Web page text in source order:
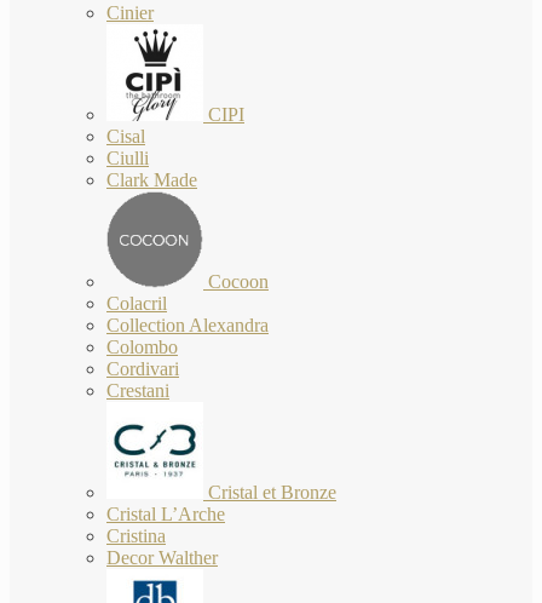
Cinier
CIPI
Cisal
Ciulli
Clark Made
Cocoon
Colacril
Collection Alexandra
Colombo
Cordivari
Crestani
Cristal et Bronze
Cristal L’Arche
Cristina
Decor Walther